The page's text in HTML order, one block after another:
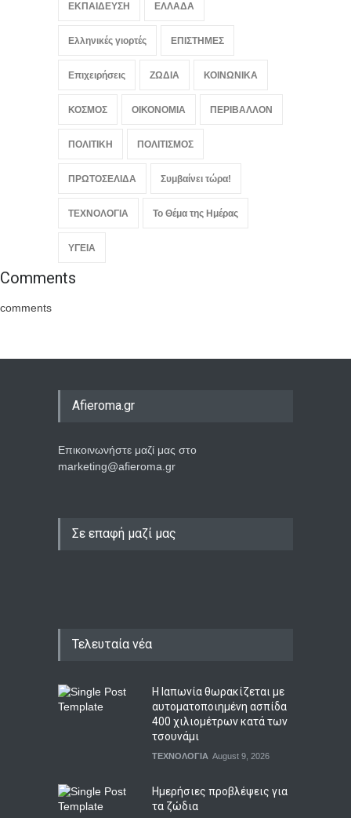
ΕΚΠΑΙΔΕΥΣΗ ΕΛΛΑΔΑ
Ελληνικές γιορτές ΕΠΙΣΤΗΜΕΣ
Επιχειρήσεις ΖΩΔΙΑ ΚΟΙΝΩΝΙΚΑ
ΚΟΣΜΟΣ ΟΙΚΟΝΟΜΙΑ ΠΕΡΙΒΑΛΛΟΝ
ΠΟΛΙΤΙΚΗ ΠΟΛΙΤΙΣΜΟΣ
ΠΡΩΤΟΣΕΛΙΔΑ Συμβαίνει τώρα!
ΤΕΧΝΟΛΟΓΙΑ Το Θέμα της Ημέρας
ΥΓΕΙΑ
Comments
comments
Afieroma.gr
Επικοινωνήστε μαζί μας στο
marketing@afieroma.gr
Σε επαφή μαζί μας
Τελευταία νέα
Η Ιαπωνία θωρακίζεται με
αυτοματοποιημένη ασπίδα
400 χιλιομέτρων κατά των
τσουνάμι
ΤΕΧΝΟΛΟΓΙΑ August 9, 2026
Ημερήσιες προβλέψεις για
τα ζώδια